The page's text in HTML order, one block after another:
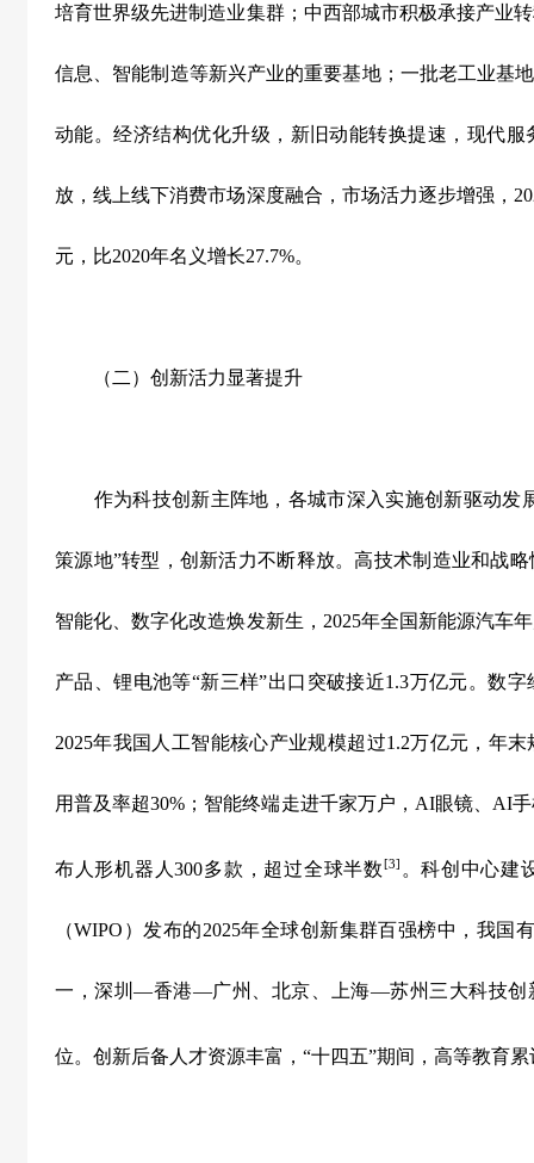
培育世界级先进制造业集群；中西部城市积极承接产业
信息、智能制造等新兴产业的重要基地；一批老工业基
动能。经济结构优化升级，新旧动能转换提速，现代
放，线上线下消费市场深度融合，市场活力逐步增强，
元，比2020年名义增长27.7%。
（二）创新活力显著提升
作为科技创新主阵地，各城市深入实施创新驱动发
策源地”转型，创新活力不断释放。高技术制造业和战
智能化、数字化改造焕发新生， 2025年全国新能源汽车
产品、锂电池等“新三样”出口突破接近1.3万亿元。数字
2025年我国人工智能核心产业规模超过1.2万亿元，年末
用普及率超30% ；智能终端走进千家万户， AI眼镜、 AI
布人形机器人300多款，超过全球半数 [3] 。科创中心建
（WIPO ）发布的2025年全球创新集群百强榜中，我国
一，深圳—香港—广州、北京、上海—苏州三大科技
位。创新后备人才资源丰富， “十四五”期间，高等教育